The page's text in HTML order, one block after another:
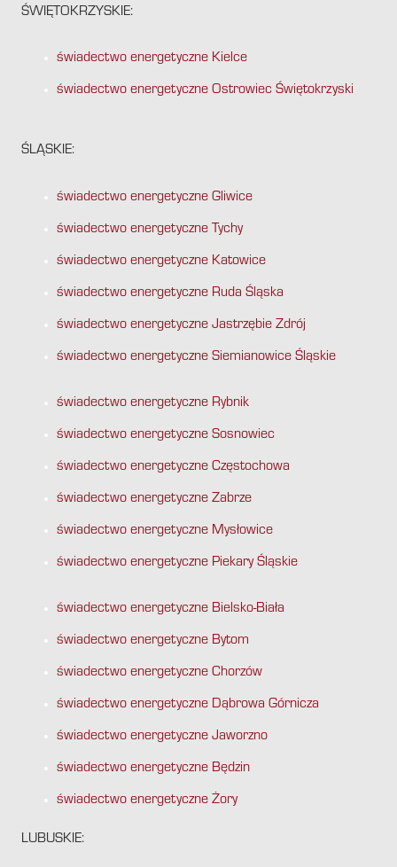
ŚWIĘTOKRZYSKIE:
świadectwo energetyczne Kielce
świadectwo energetyczne Ostrowiec Świętokrzyski
ŚLĄSKIE:
świadectwo energetyczne Gliwice
świadectwo energetyczne Tychy
świadectwo energetyczne Katowice
świadectwo energetyczne Ruda Śląska
świadectwo energetyczne Jastrzębie Zdrój
świadectwo energetyczne Siemianowice Śląskie
świadectwo energetyczne Rybnik
świadectwo energetyczne Sosnowiec
świadectwo energetyczne Częstochowa
świadectwo energetyczne Zabrze
świadectwo energetyczne Mysłowice
świadectwo energetyczne Piekary Śląskie
świadectwo energetyczne Bielsko-Biała
świadectwo energetyczne Bytom
świadectwo energetyczne Chorzów
świadectwo energetyczne Dąbrowa Górnicza
świadectwo energetyczne Jaworzno
świadectwo energetyczne Będzin
świadectwo energetyczne Żory
LUBUSKIE: